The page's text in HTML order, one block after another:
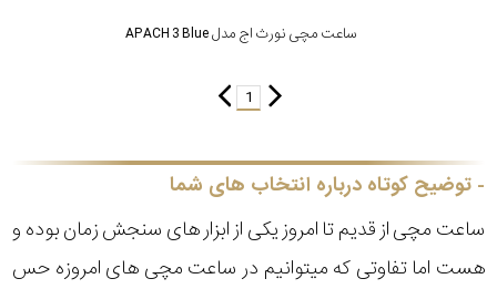
ساعت مچی نورث اج مدل APACH 3 Blue
1
توضیح کوتاه درباره انتخاب های شما
ساعت مچی از قدیم تا امروز یکی از ابزار های سنجش زمان بوده و
هست اما تفاوتی که میتوانیم در ساعت مچی های امروزه حس